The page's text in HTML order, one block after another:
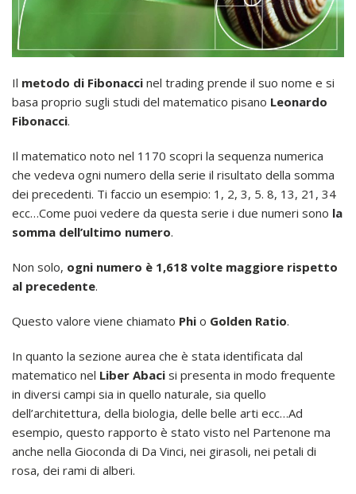
Il metodo di Fibonacci nel trading prende il suo nome e si
basa proprio sugli studi del matematico pisano Leonardo
Fibonacci.
Il matematico noto nel 1170 scopri la sequenza numerica
che vedeva ogni numero della serie il risultato della somma
dei precedenti. Ti faccio un esempio: 1, 2, 3, 5. 8, 13, 21, 34
ecc…Come puoi vedere da questa serie i due numeri sono la
somma dell’ultimo numero.
Non solo, ogni numero è 1,618 volte maggiore rispetto
al precedente.
Questo valore viene chiamato Phi o Golden Ratio.
In quanto la sezione aurea che è stata identificata dal
matematico nel Liber Abaci si presenta in modo frequente
in diversi campi sia in quello naturale, sia quello
dell’architettura, della biologia, delle belle arti ecc…Ad
esempio, questo rapporto è stato visto nel Partenone ma
anche nella Gioconda di Da Vinci, nei girasoli, nei petali di
rosa, dei rami di alberi.